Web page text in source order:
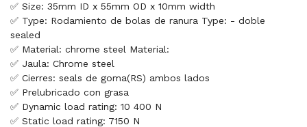
✅ Size: 35mm ID x 55mm OD x 10mm width
✅ Type: Rodamiento de bolas de ranura Type: - doble
sealed
✅ Material: chrome steel Material:
✅ Jaula: Chrome steel
✅ Cierres: seals de goma(RS) ambos lados
✅ Prelubricado con grasa
✅ Dynamic load rating: 10 400 N
✅ Static load rating: 7150 N